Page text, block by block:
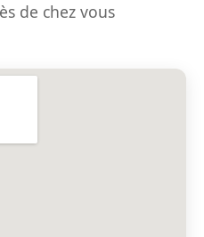
de chez vous